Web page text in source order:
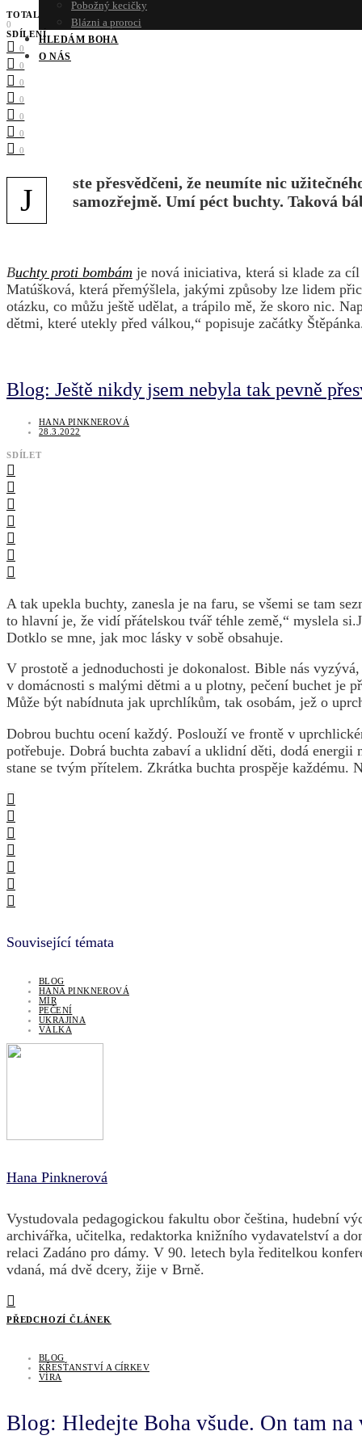
Pobožný kecičky
Blázni a proroci
HLEDÁM BOHA
O NÁS
TOTAL
0
SDÍLENÍ
0
0
0
0
0
0
0
J
ste přesvědčeni, že neumíte nic
samozřejmě. Umí péct buchty. Taková
Buchty proti bombám je nová iniciativa, která si klade za
Matúšková, která přemýšlela, jakými způsoby lze lidem
otázku, co můžu ještě udělat, a trápilo mě, že skoro nic.
dětmi, které utekly před válkou,“ popisuje začátky
Blog: Ještě nikdy jsem nebyla tak pevně
HANA PINKNEROVÁ
28.3.2022
SDÍLET
A tak upekla buchty, zanesla je na faru, se všemi se tam
to hlavní je, že vidí přátelskou tvář téhle země,“ myslela
Dotklo se mne, jak moc lásky v sobě obsahuje.
V prostotě a jednoduchosti je dokonalost. Bible nás
v domácnosti s malými dětmi a u plotny, pečení buchet je
Může být nabídnuta jak uprchlíkům, tak osobám, jež o
Dobrou buchtu ocení každý. Poslouží ve frontě v
potřebuje. Dobrá buchta zabaví a uklidní děti, dodá
stane se tvým přítelem. Zkrátka buchta prospěje
Související témata
BLOG
HANA PINKNEROVÁ
MÍR
PEČENÍ
UKRAJINA
VÁLKA
Hana Pinknerová
Vystudovala pedagogickou fakultu obor čeština, hudební
archivářka, učitelka, redaktorka knižního vydavatelství a
relaci Zadáno pro dámy. V 90. letech byla ředitelkou
vdaná, má dvě dcery, žije v Brně.
PŘEDCHOZÍ ČLÁNEK
BLOG
KŘESŤANSTVÍ A CÍRKEV
VÍRA
Blog: Hledejte Boha všude. On tam na